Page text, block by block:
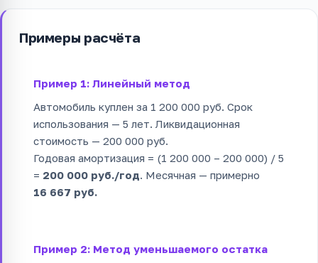
Примеры расчёта
Пример 1: Линейный метод
Автомобиль куплен за 1 200 000 руб. Срок
использования — 5 лет. Ликвидационная
стоимость — 200 000 руб.
Годовая амортизация = (1 200 000 – 200 000) / 5
= 200 000 руб./год. Месячная — примерно
16 667 руб.
Пример 2: Метод уменьшаемого остатка